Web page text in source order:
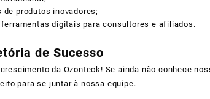
produtos inovadores;
digitais para consultores e afiliados.
de Sucesso
da Ozonteck! Se ainda não conhece
para se juntar à nossa equipe.